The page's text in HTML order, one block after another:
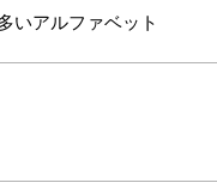
いアルファベット